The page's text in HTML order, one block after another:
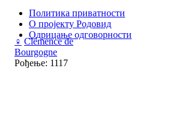
♀ Clémence de
Bourgogne
Рођење: 1117
Политика приватности
О пројекту Родовид
Одрицање одговорности